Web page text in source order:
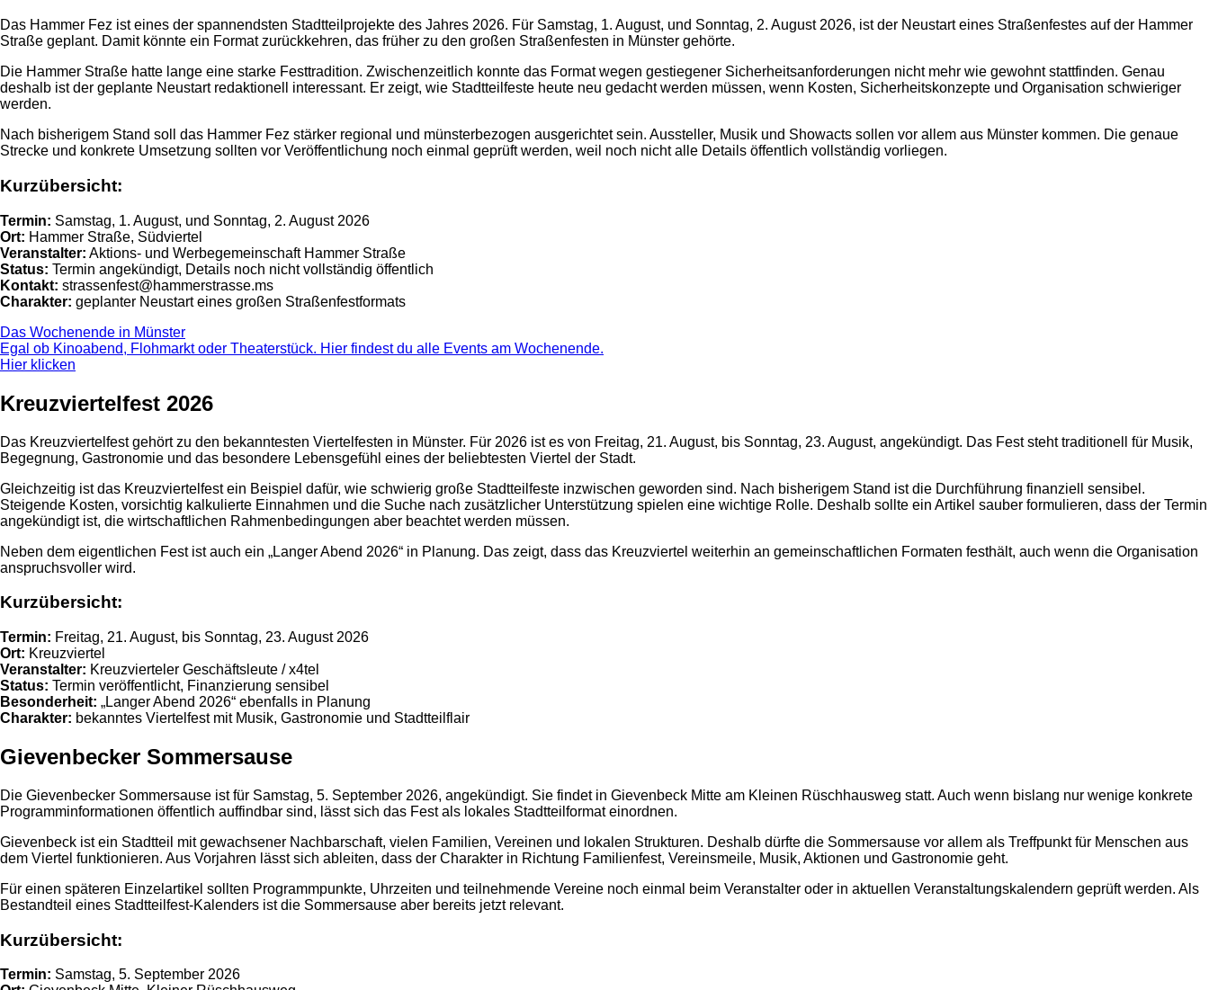
Das Hammer Fez ist eines der spannendsten Stadtteilprojekte des Jahres 2026. Für Samstag, 1. August, und Sonntag, 2. August 2026, ist der Neustart eines Straßenfestes auf der Hammer
Straße geplant. Damit könnte ein Format zurückkehren, das früher zu den großen Straßenfesten in Münster gehörte.
Die Hammer Straße hatte lange eine starke Festtradition. Zwischenzeitlich konnte das Format wegen gestiegener Sicherheitsanforderungen nicht mehr wie gewohnt stattfinden. Genau
deshalb ist der geplante Neustart redaktionell interessant. Er zeigt, wie Stadtteilfeste heute neu gedacht werden müssen, wenn Kosten, Sicherheitskonzepte und Organisation schwieriger
werden.
Nach bisherigem Stand soll das Hammer Fez stärker regional und münsterbezogen ausgerichtet sein. Aussteller, Musik und Showacts sollen vor allem aus Münster kommen. Die genaue
Strecke und konkrete Umsetzung sollten vor Veröffentlichung noch einmal geprüft werden, weil noch nicht alle Details öffentlich vollständig vorliegen.
Kurzübersicht:
Termin: Samstag, 1. August, und Sonntag, 2. August 2026
Ort: Hammer Straße, Südviertel
Veranstalter: Aktions- und Werbegemeinschaft Hammer Straße
Status: Termin angekündigt, Details noch nicht vollständig öffentlich
Kontakt: strassenfest@hammerstrasse.ms
Charakter: geplanter Neustart eines großen Straßenfestformats
Das Wochenende in Münster
Egal ob Kinoabend, Flohmarkt oder Theaterstück. Hier findest du alle Events am Wochenende.
Hier klicken
Kreuzviertelfest 2026
Das Kreuzviertelfest gehört zu den bekanntesten Viertelfesten in Münster. Für 2026 ist es von Freitag, 21. August, bis Sonntag, 23. August, angekündigt. Das Fest steht traditionell für Musik,
Begegnung, Gastronomie und das besondere Lebensgefühl eines der beliebtesten Viertel der Stadt.
Gleichzeitig ist das Kreuzviertelfest ein Beispiel dafür, wie schwierig große Stadtteilfeste inzwischen geworden sind. Nach bisherigem Stand ist die Durchführung finanziell sensibel.
Steigende Kosten, vorsichtig kalkulierte Einnahmen und die Suche nach zusätzlicher Unterstützung spielen eine wichtige Rolle. Deshalb sollte ein Artikel sauber formulieren, dass der Termin
angekündigt ist, die wirtschaftlichen Rahmenbedingungen aber beachtet werden müssen.
Neben dem eigentlichen Fest ist auch ein „Langer Abend 2026“ in Planung. Das zeigt, dass das Kreuzviertel weiterhin an gemeinschaftlichen Formaten festhält, auch wenn die Organisation
anspruchsvoller wird.
Kurzübersicht:
Termin: Freitag, 21. August, bis Sonntag, 23. August 2026
Ort: Kreuzviertel
Veranstalter: Kreuzvierteler Geschäftsleute / x4tel
Status: Termin veröffentlicht, Finanzierung sensibel
Besonderheit: „Langer Abend 2026“ ebenfalls in Planung
Charakter: bekanntes Viertelfest mit Musik, Gastronomie und Stadtteilflair
Gievenbecker Sommersause
Die Gievenbecker Sommersause ist für Samstag, 5. September 2026, angekündigt. Sie findet in Gievenbeck Mitte am Kleinen Rüschhausweg statt. Auch wenn bislang nur wenige konkrete
Programminformationen öffentlich auffindbar sind, lässt sich das Fest als lokales Stadtteilformat einordnen.
Gievenbeck ist ein Stadtteil mit gewachsener Nachbarschaft, vielen Familien, Vereinen und lokalen Strukturen. Deshalb dürfte die Sommersause vor allem als Treffpunkt für Menschen aus
dem Viertel funktionieren. Aus Vorjahren lässt sich ableiten, dass der Charakter in Richtung Familienfest, Vereinsmeile, Musik, Aktionen und Gastronomie geht.
Für einen späteren Einzelartikel sollten Programmpunkte, Uhrzeiten und teilnehmende Vereine noch einmal beim Veranstalter oder in aktuellen Veranstaltungskalendern geprüft werden. Als
Bestandteil eines Stadtteilfest-Kalenders ist die Sommersause aber bereits jetzt relevant.
Kurzübersicht:
Termin: Samstag, 5. September 2026